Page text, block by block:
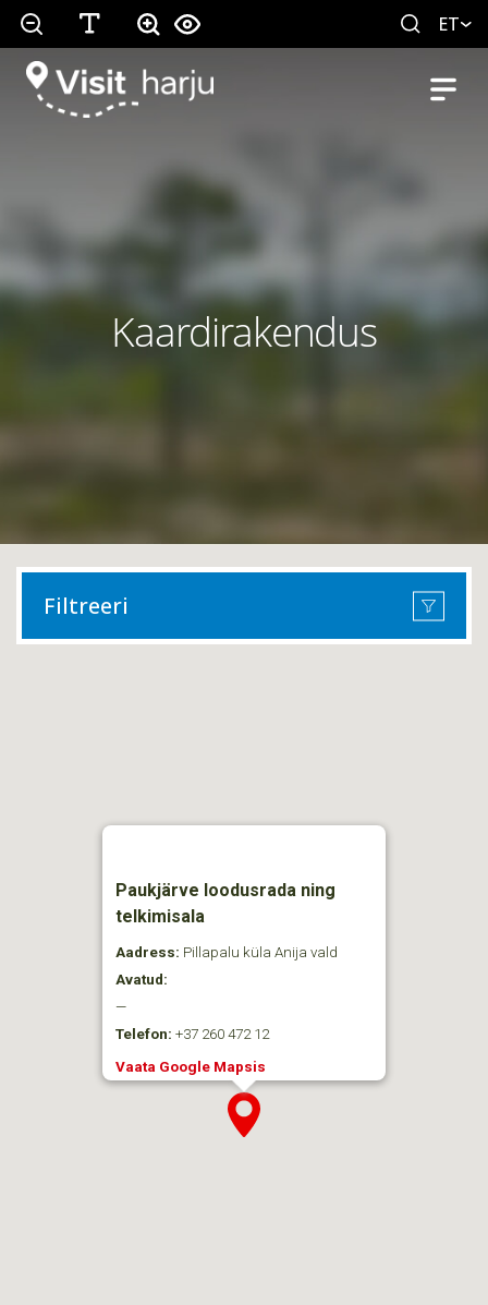
ET
Kaardirakendus
Filtreeri
Paukjärve loodusrada ning
telkimisala
Aadress: Pillapalu küla Anija vald
Avatud:
—
Telefon: +37 260 472 12
Vaata Google Mapsis